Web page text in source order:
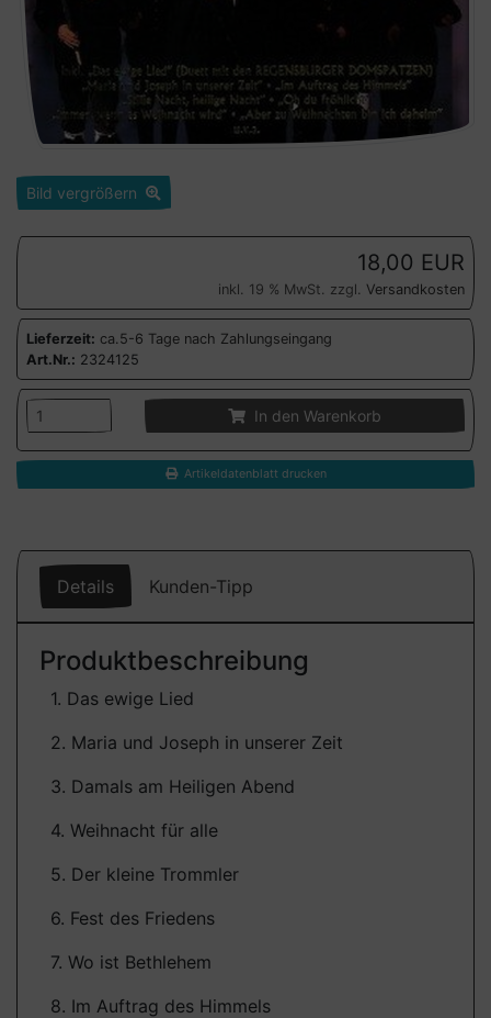
Bild vergrößern
18,00 EUR
inkl. 19 % MwSt. zzgl. Versandkosten
Lieferzeit: ca.5-6 Tage nach Zahlungseingang
Art.Nr.: 2324125
In den Warenkorb
Artikeldatenblatt drucken
Details Kunden-Tipp
Produktbeschreibung
1. Das ewige Lied
2. Maria und Joseph in unserer Zeit
3. Damals am Heiligen Abend
4. Weihnacht für alle
5. Der kleine Trommler
6. Fest des Friedens
7. Wo ist Bethlehem
8. Im Auftrag des Himmels